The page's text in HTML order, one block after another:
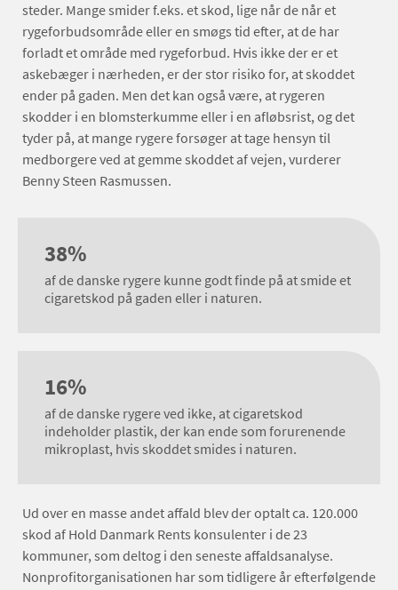
steder. Mange smider f.eks. et skod, lige når de når et
rygeforbudsområde eller en smøgs tid efter, at de har
forladt et område med rygeforbud. Hvis ikke der er et
askebæger i nærheden, er der stor risiko for, at skoddet
ender på gaden. Men det kan også være, at rygeren
skodder i en blomsterkumme eller i en afløbsrist, og det
tyder på, at mange rygere forsøger at tage hensyn til
medborgere ved at gemme skoddet af vejen, vurderer
Benny Steen Rasmussen.
38%
af de danske rygere kunne godt finde på at smide et
cigaretskod på gaden eller i naturen.
16%
af de danske rygere ved ikke, at cigaretskod
indeholder plastik, der kan ende som forurenende
mikroplast, hvis skoddet smides i naturen.
Ud over en masse andet affald blev der optalt ca. 120.000
skod af Hold Danmark Rents konsulenter i de 23
kommuner, som deltog i den seneste affaldsanalyse.
Nonprofitorganisationen har som tidligere år efterfølgende